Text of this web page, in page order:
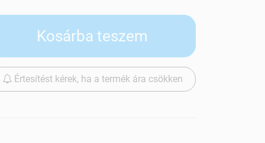
Kosárba teszem
Értesítést kérek, ha a termék ára csökken